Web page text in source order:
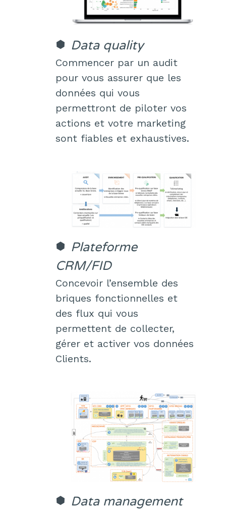
Data quality
Commencer par un audit
pour vous assurer que les
données qui vous
permettront de piloter vos
actions et votre marketing
sont fiables et exhaustives.
Plateforme
CRM/FID
Concevoir l’ensemble des
briques fonctionnelles et
des flux qui vous
permettent de collecter,
gérer et activer vos données
Clients.
Data management